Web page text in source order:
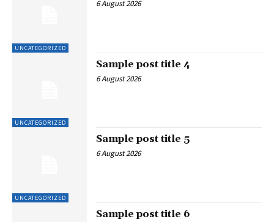
UNCATEGORIZED
6 August 2026
UNCATEGORIZED
Sample post title 4
6 August 2026
UNCATEGORIZED
Sample post title 5
6 August 2026
Sample post title 6